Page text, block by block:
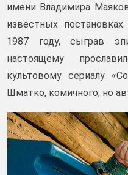
имени Владимира
известных
1987 году, сыграв
настоящему
культовому сериалу
Шматко, комичного, но